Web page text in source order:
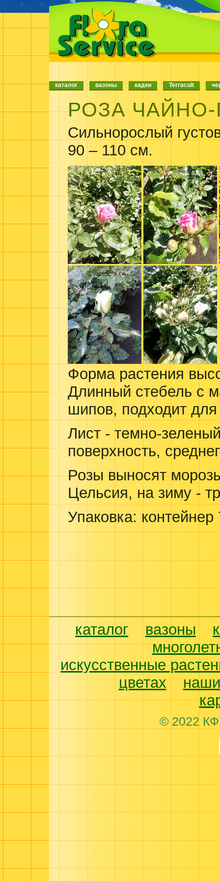
каталог вазоны кадки Terracult
РОЗА
Сильнорослый
90 – 110 см.
Форма растения
Длинный стебель с
шипов, подходит для
Лист - темно-
поверхность,
Розывыносят
Цельсия, на зиму -
Упаковка: контейнер
каталог вазоны
искусственные
цветах
© 2022